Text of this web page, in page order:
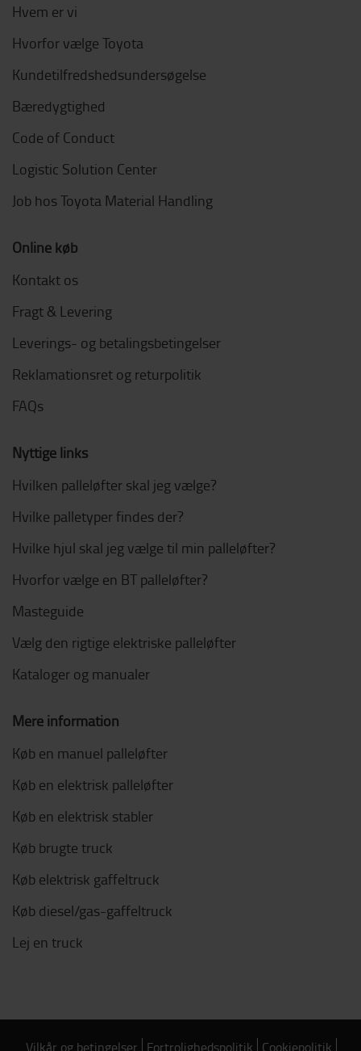
Hvem er vi
Hvorfor vælge Toyota
Kundetilfredshedsundersøgelse
Bæredygtighed
Code of Conduct
Logistic Solution Center
Job hos Toyota Material Handling
Online køb
Kontakt os
Fragt & Levering
Leverings- og betalingsbetingelser
Reklamationsret og returpolitik
FAQs
Nyttige links
Hvilken palleløfter skal jeg vælge?
Hvilke palletyper findes der?
Hvilke hjul skal jeg vælge til min palleløfter?
Hvorfor vælge en BT palleløfter?
Masteguide
Vælg den rigtige elektriske palleløfter
Kataloger og manualer
Mere information
Køb en manuel palleløfter
Køb en elektrisk palleløfter
Køb en elektrisk stabler
Køb brugte truck
Køb elektrisk gaffeltruck
Køb diesel/gas-gaffeltruck
Lej en truck
Vilkår og betingelser Fortrolighedspolitik Cookiepolitik